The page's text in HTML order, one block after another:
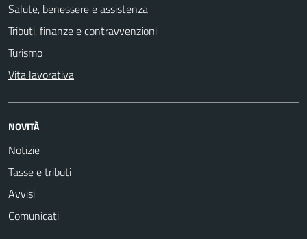
Salute, benessere e assistenza
Tributi, finanze e contravvenzioni
Turismo
Vita lavorativa
NOVITÀ
Notizie
Tasse e tributi
Avvisi
Comunicati